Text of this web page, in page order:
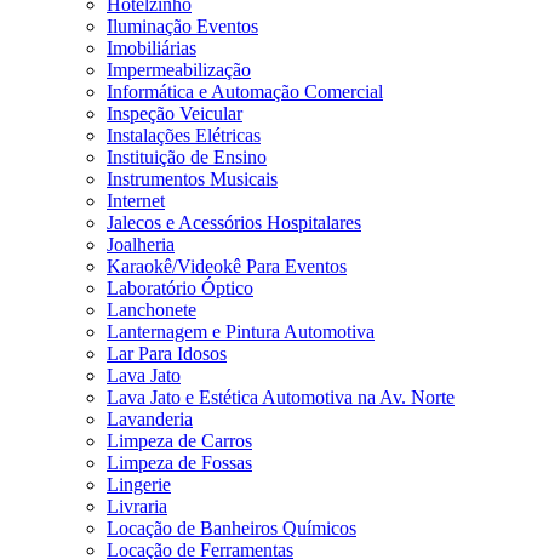
Hotelzinho
Iluminação Eventos
Imobiliárias
Impermeabilização
Informática e Automação Comercial
Inspeção Veicular
Instalações Elétricas
Instituição de Ensino
Instrumentos Musicais
Internet
Jalecos e Acessórios Hospitalares
Joalheria
Karaokê/Videokê Para Eventos
Laboratório Óptico
Lanchonete
Lanternagem e Pintura Automotiva
Lar Para Idosos
Lava Jato
Lava Jato e Estética Automotiva na Av. Norte
Lavanderia
Limpeza de Carros
Limpeza de Fossas
Lingerie
Livraria
Locação de Banheiros Químicos
Locação de Ferramentas